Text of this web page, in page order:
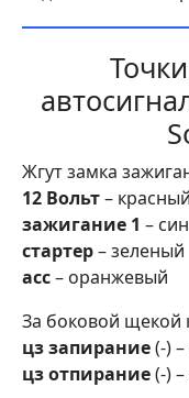
Жгут замка
12 Вольт– красный
зажигание 1 –
стартер– зеленый
асс– оранжевый
За боковой щекой
цз запирание(-)
цз отпирание(-)